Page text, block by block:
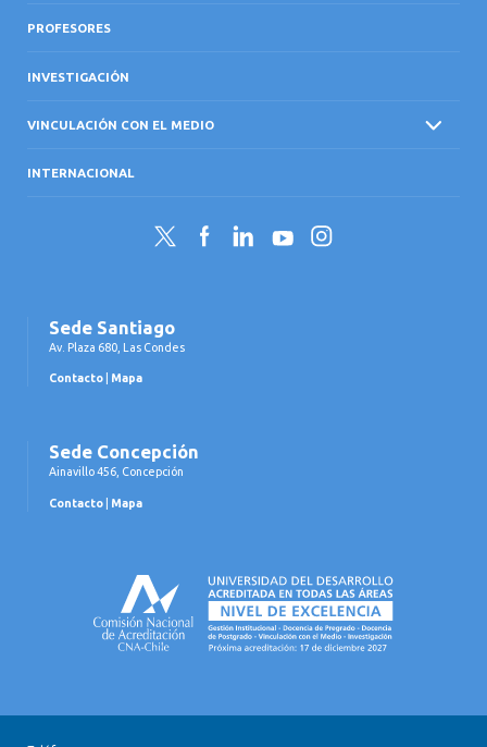
PROFESORES
INVESTIGACIÓN
VINCULACIÓN CON EL MEDIO
INTERNACIONAL
Twitter FacebookLinkedInYouTubeInstagram
Sede Santiago
Av. Plaza 680, Las Condes
Contacto Mapa
Sede Concepción
Ainavillo 456, Concepción
Contacto Mapa